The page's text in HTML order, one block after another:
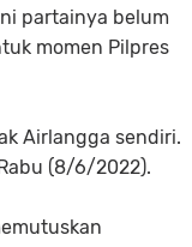
partainya belum
momen Pilpres
Airlangga sendiri.
(8/6/2022).